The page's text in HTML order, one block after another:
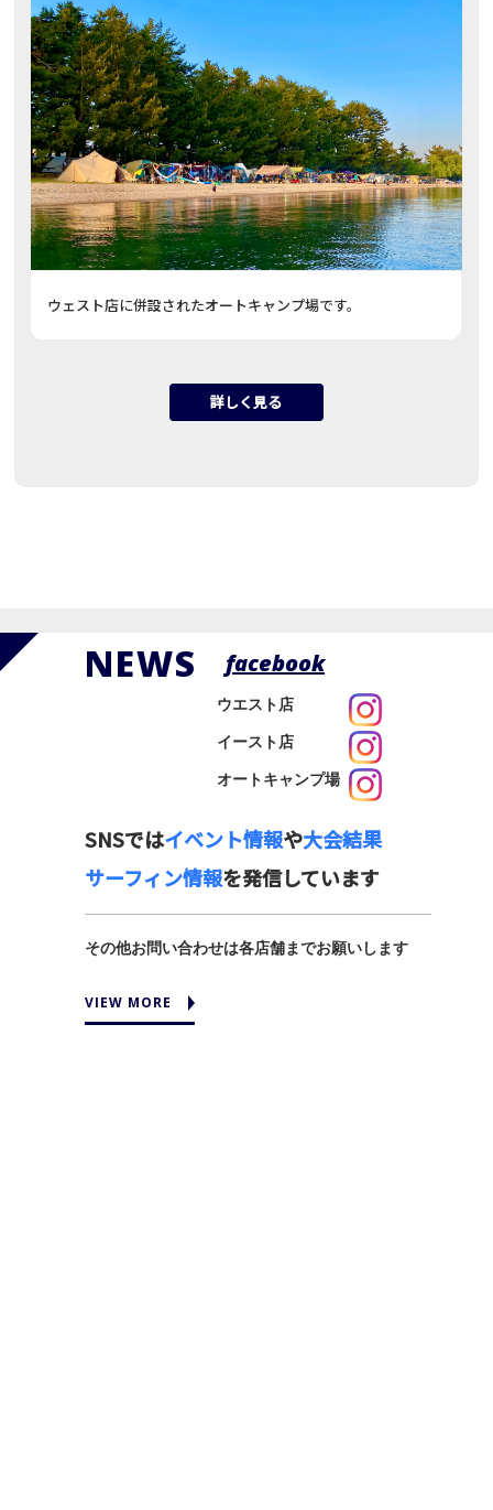
ウェスト店に併設されたオートキャンプ場です。
詳しく見る
NEWS facebook
ウエスト店
イースト店
オートキャンプ場
SNSではイベント情報や大会結果
サーフィン情報を発信しています
その他お問い合わせは各店舗までお願いします
VIEW MORE